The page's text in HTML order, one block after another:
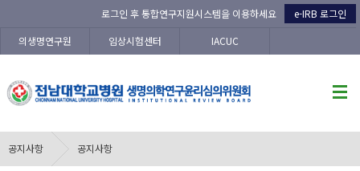
의생명연구원 임상시험센터 IACUC
로그인 후 통합연구지원시스템을 이용하세요 e-IRB 로그인
공지사항 공지사항